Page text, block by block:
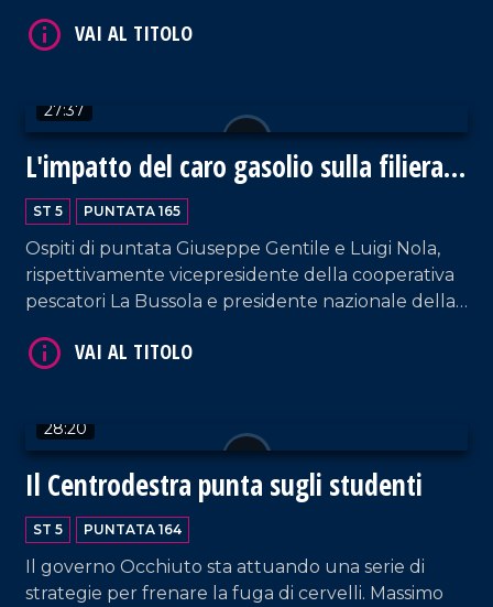
CISL e presidente regionale di Confindustria.
27:37
L'impatto del caro gasolio sulla filiera
alimentare
ST 5 PUNTATA 165
Ospiti di puntata Giuseppe Gentile e Luigi Nola,
rispettivamente vicepresidente della cooperativa
pescatori La Bussola e presidente nazionale della
sulle ripercussione della guerra in Medioriente
28:20
Il Centrodestra punta sugli studenti
ST 5 PUNTATA 164
Il governo Occhiuto sta attuando una serie di
strategie per frenare la fuga di cervelli. Massimo
VAI AL TITOLO